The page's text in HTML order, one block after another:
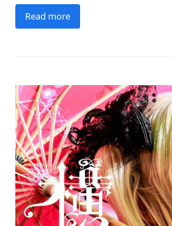
Read more